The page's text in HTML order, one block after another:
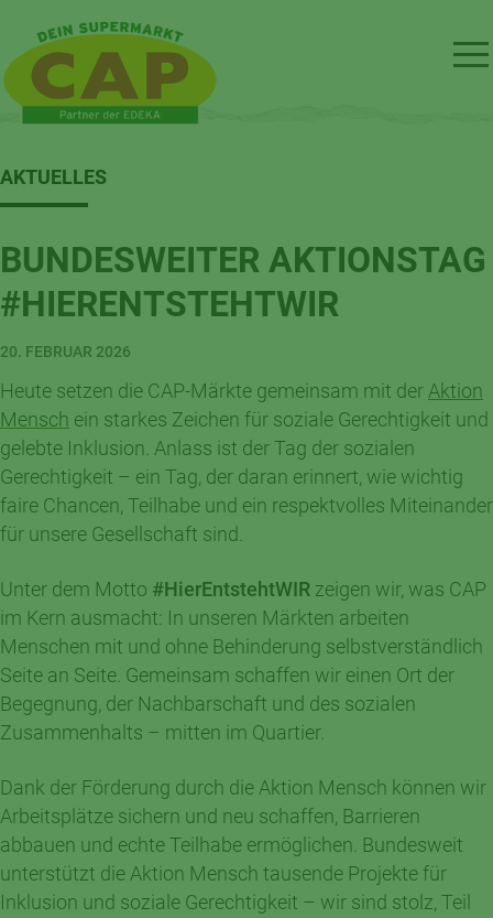
AKTUELLES
BUNDESWEITER AKTIONSTAG
#HIERENTSTEHTWIR
20. FEBRUAR 2026
Heute setzen die CAP-Märkte gemeinsam mit derAktion
Mensch ein starkes Zeichen für soziale Gerechtigkeit und
gelebte Inklusion. Anlass ist der Tag der sozialen
Gerechtigkeit – ein Tag, der daran erinnert, wie wichtig
faire Chancen, Teilhabe und ein respektvolles Miteinander
für unsere Gesellschaft sind.
Unter dem Motto #HierEntstehtWIR zeigen wir, was CAP
im Kern ausmacht: In unseren Märkten arbeiten
Menschen mit und ohne Behinderung selbstverständlich
Seite an Seite. Gemeinsam schaffen wir einen Ort der
Begegnung, der Nachbarschaft und des sozialen
Zusammenhalts – mitten im Quartier.
Dank der Förderung durch die Aktion Mensch können wir
Arbeitsplätze sichern und neu schaffen, Barrieren
abbauen und echte Teilhabe ermöglichen. Bundesweit
unterstützt die Aktion Mensch tausende Projekte für
Inklusion und soziale Gerechtigkeit – wir sind stolz, Teil